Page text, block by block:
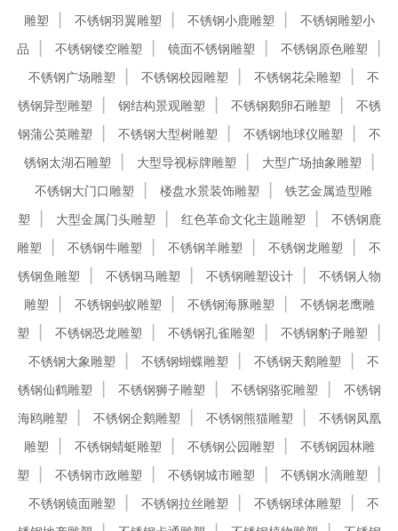
雕塑
不锈钢羽翼雕塑 不锈钢小鹿雕塑
不锈钢雕塑小
品
不锈钢镂空雕塑 镜面不锈钢雕塑
不锈钢原色雕塑
不锈钢广场雕塑
不锈钢校园雕塑 不锈钢花朵雕塑
不
锈钢异型雕塑
钢结构景观雕塑 不锈钢鹅卵石雕塑
不锈
钢蒲公英雕塑
不锈钢大型树雕塑 不锈钢地球仪雕塑
不
锈钢太湖石雕塑
大型导视标牌雕塑
大型广场抽象雕塑
不锈钢大门口雕塑
楼盘水景装饰雕塑
铁艺金属造型雕
塑
大型金属门头雕塑 红色革命文化主题雕塑
不锈钢鹿
雕塑
不锈钢牛雕塑 不锈钢羊雕塑 不锈钢龙雕塑
不
锈钢鱼雕塑
不锈钢马雕塑 不锈钢雕塑设计
不锈钢人物
雕塑
不锈钢蚂蚁雕塑 不锈钢海豚雕塑
不锈钢老鹰雕
塑
不锈钢恐龙雕塑 不锈钢孔雀雕塑
不锈钢豹子雕塑
不锈钢大象雕塑
不锈钢蝴蝶雕塑 不锈钢天鹅雕塑
不
锈钢仙鹤雕塑
不锈钢狮子雕塑 不锈钢骆驼雕塑
不锈钢
海鸥雕塑
不锈钢企鹅雕塑 不锈钢熊猫雕塑
不锈钢凤凰
雕塑
不锈钢蜻蜓雕塑 不锈钢公园雕塑
不锈钢园林雕
塑
不锈钢市政雕塑 不锈钢城市雕塑
不锈钢水滴雕塑
不锈钢镜面雕塑
不锈钢拉丝雕塑 不锈钢球体雕塑
不